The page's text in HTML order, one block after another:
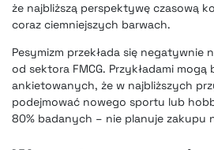
że najbliższą perspektywę czasową
coraz ciemniejszych barwach.
Pesymizm przekłada się negatywnie
od sektora FMCG. Przykładami mogą
ankietowanych, że w najbliższych
podejmować nowego sportu lub
80% badanych – nie planuje zakupu